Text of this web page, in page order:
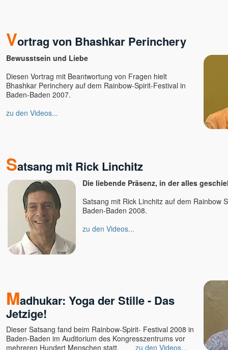
U. G. Krishnamurti
Unmani
Vanessa
Veeresh †
Vincenzo Kavod Altepost
Werner Meier
Wilhelm Reich
Willigis Jäger †
Wojtek Gorecki
Wolfgang Kerschbaummayr
Yod †
Vortrag von Bhashkar Perinchery
Bewusstsein und Liebe
Diesen Vortrag mit Beantwortung von Fragen hielt
Bhashkar Perinchery auf dem Rainbow-Spirit-Festival in
Baden-Baden 2007.
zu den Videos...
Satsang mit Rick Linchitz
Die liebende Präsenz, in der alles
Satsang mit Rick Linchitz auf dem Rainbow
Baden-Baden 2008.
zu den Videos...
Madhukar: Yoga der Stille - Das
Jetzige!
Dieser Satsang fand beim Rainbow-Spirit- Festival 2008 in
Baden-Baden im Auditorium des Kongresszentrums vor
mehreren Hundert Menschen statt. zu den Videos...